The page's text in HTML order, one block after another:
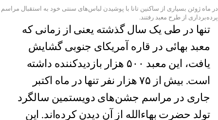
در ماه ژوئن بسیاری از ساکنین تانا با پوشیدن لباس‌های سنتی خود به استقبال مراسم
پرده‌برداری از طرح معبد رفتند.
تنها در طی یک سال گذشته یعنی از زمانی که
معبد بهائی در قاره آمریکای جنوبی گشایش
یافت، این معبد ۵۰۰ هزار بازدیدکننده داشته
است. بیش از ۷۵ هزار نفر تنها در ماه اکتبر
جاری در مراسم جشن‌های دویستمین سالگرد
تولد حضرت بهاءالله از آن دیدن کرده‌اند. این